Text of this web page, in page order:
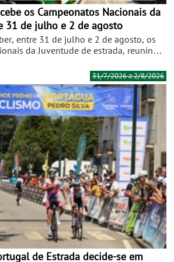
31 de julho e 2 de agosto
entre 31 de julho e 2 de agosto, os
da Juventude de estrada, reunindo
ciclistas portugueses na luta pelos
contrarrelógio e fundo nas categorias
cadetes (sub-17) e juniores (sub-19).
31/7/2026 a 2/8/2026